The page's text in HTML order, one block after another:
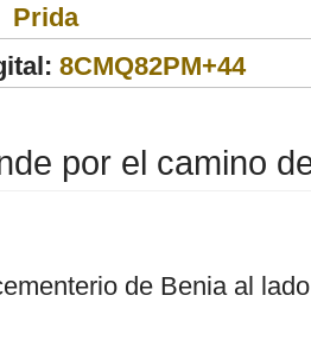
Prida
8CMQ82PM+44
por el camino
de Benia al